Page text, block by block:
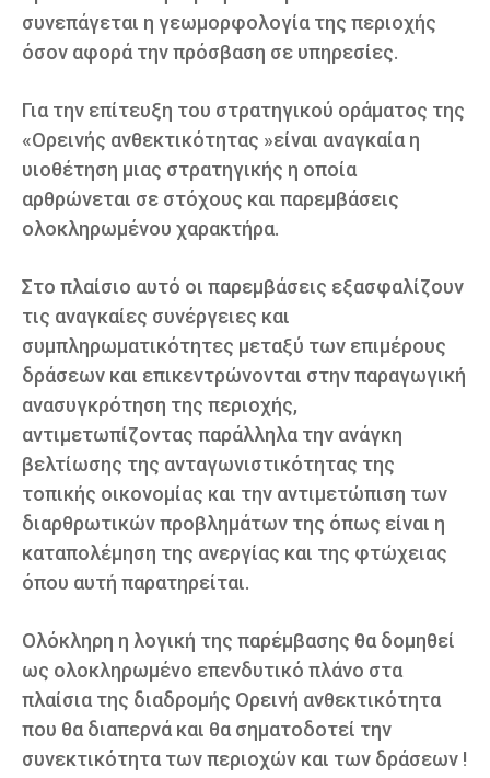
συνεπάγεται η γεωμορφολογία της περιοχής
όσον αφορά την πρόσβαση σε υπηρεσίες.
Για την επίτευξη του στρατηγικού οράματος της
«Ορεινής ανθεκτικότητας »είναι αναγκαία η
υιοθέτηση μιας στρατηγικής η οποία
αρθρώνεται σε στόχους και παρεμβάσεις
ολοκληρωμένου χαρακτήρα.
Στο πλαίσιο αυτό οι παρεμβάσεις εξασφαλίζουν
τις αναγκαίες συνέργειες και
συμπληρωματικότητες μεταξύ των επιμέρους
δράσεων και επικεντρώνονται στην παραγωγική
ανασυγκρότηση της περιοχής,
αντιμετωπίζοντας παράλληλα την ανάγκη
βελτίωσης της ανταγωνιστικότητας της
τοπικής οικονομίας και την αντιμετώπιση των
διαρθρωτικών προβλημάτων της όπως είναι η
καταπολέμηση της ανεργίας και της φτώχειας
όπου αυτή παρατηρείται.
Ολόκληρη η λογική της παρέμβασης θα δομηθεί
ως ολοκληρωμένο επενδυτικό πλάνο στα
πλαίσια της διαδρομής Ορεινή ανθεκτικότητα
που θα διαπερνά και θα σηματοδοτεί την
συνεκτικότητα των περιοχών και των δράσεων !